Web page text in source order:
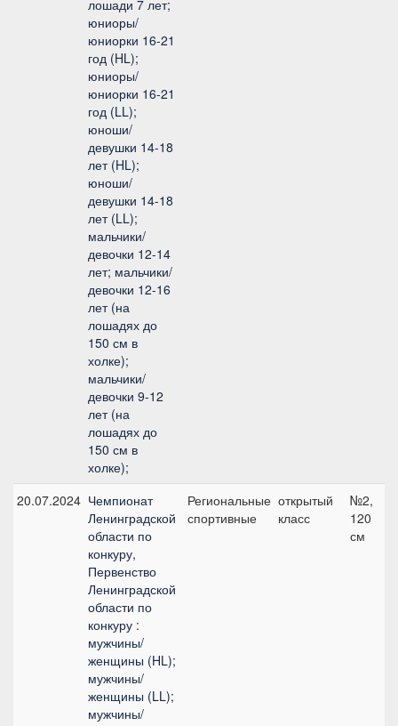
лошади 7 лет;
юниоры/
юниорки 16-21
год (HL);
юниоры/
юниорки 16-21
год (LL);
юноши/
девушки 14-18
лет (HL);
юноши/
девушки 14-18
лет (LL);
мальчики/
девочки 12-14
лет; мальчики/
девочки 12-16
лет (на
лошадях до
150 см в
холке);
мальчики/
девочки 9-12
лет (на
лошадях до
150 см в
холке);
20.07.2024 Чемпионат
Ленинградской
области по
конкуру,
Первенство
Ленинградской
области по
конкуру :
мужчины/
женщины (HL);
мужчины/
женщины (LL);
мужчины/
Региональные
спортивные
открытый
класс
№2,
120
см